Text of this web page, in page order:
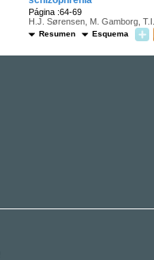
Página :64-69
H.J. Sørensen, M. Gamborg,
Resumen Esquema